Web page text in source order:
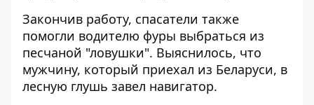
Закончив работу, спасатели также
помогли водителю фуры выбраться из
песчаной "ловушки". Выяснилось, что
мужчину, который приехал из Беларуси, в
лесную глушь завел навигатор.